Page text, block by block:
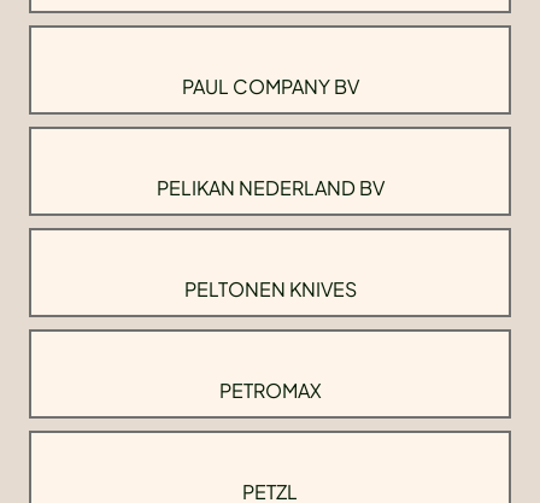
PAUL COMPANY BV
PELIKAN NEDERLAND BV
PELTONEN KNIVES
PETROMAX
PETZL